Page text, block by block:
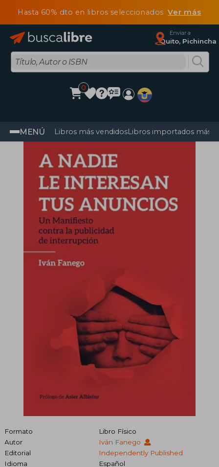
Hasta 60% dto en libros seleccionadosVer más
Enviar a
Quito, Pichincha
0
MENÚ Libros más vendidosLibros importados más
Formato
Libro Físico
Autor
Iván Fanego
Editorial
Independently Published
Idioma
Español